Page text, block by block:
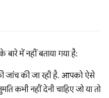
में नहीं बताया गया है:
जांच की जा रही है. आपको ऐसे
कभी नहीं देनी चाहिए जो या तो